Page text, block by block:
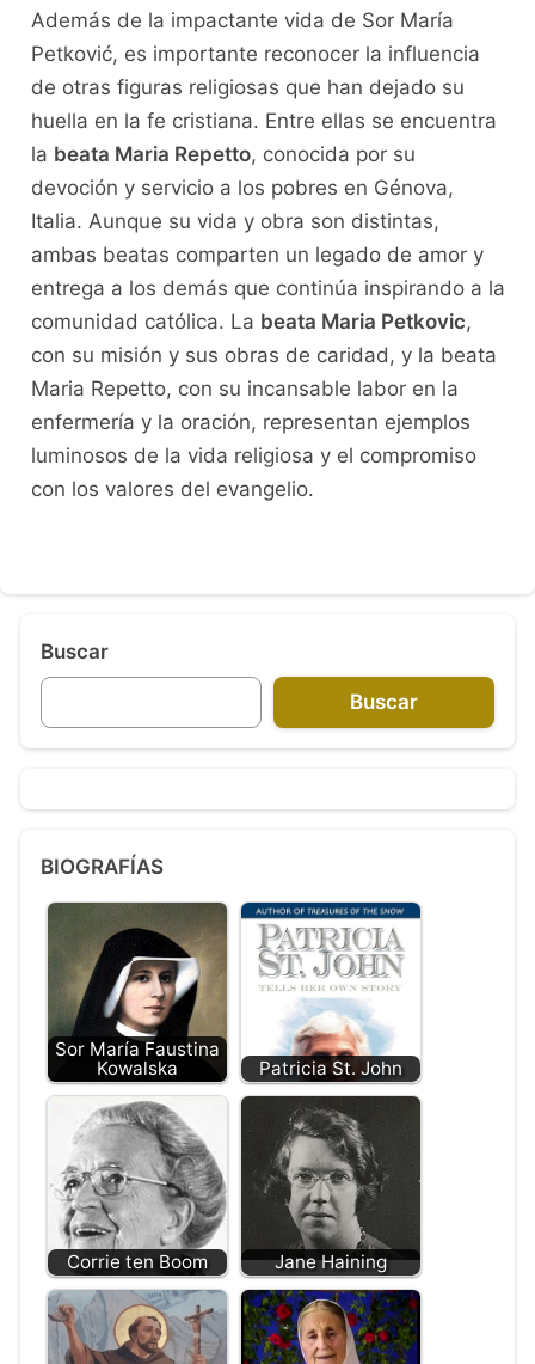
Además de la impactante vida de Sor María
Petković, es importante reconocer la influencia
de otras figuras religiosas que han dejado su
huella en la fe cristiana. Entre ellas se encuentra
la beata Maria Repetto, conocida por su
devoción y servicio a los pobres en Génova,
Italia. Aunque su vida y obra son distintas,
ambas beatas comparten un legado de amor y
entrega a los demás que continúa inspirando a la
comunidad católica. La beata Maria Petkovic,
con su misión y sus obras de caridad, y la beata
Maria Repetto, con su incansable labor en la
enfermería y la oración, representan ejemplos
luminosos de la vida religiosa y el compromiso
con los valores del evangelio.
Buscar
Buscar
BIOGRAFÍAS
Sor María Faustina
Kowalska
Patricia St. John
Corrie ten Boom Jane Haining